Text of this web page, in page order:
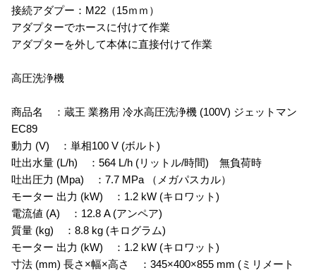
接続アダプー：M22（15ｍｍ）
アダプターでホースに付けて作業
アダプターを外して本体に直接付けて作業
高圧洗浄機
商品名 ：蔵王 業務用 冷水高圧洗浄機 (100V) ジェットマン
EC89
動力 (V) ：単相100 V (ボルト)
吐出水量 (L/h) ：564 L/h (リットル/時間) 無負荷時
吐出圧力 (Mpa) ：7.7 MPa （メガパスカル）
モーター 出力 (kW) ：1.2 kW (キロワット)
電流値 (A) ：12.8 A (アンペア)
質量 (kg) ：8.8 kg (キログラム)
モーター 出力 (kW) ：1.2 kW (キロワット)
寸法 (mm) 長さ×幅×高さ ：345×400×855 mm (ミリメート